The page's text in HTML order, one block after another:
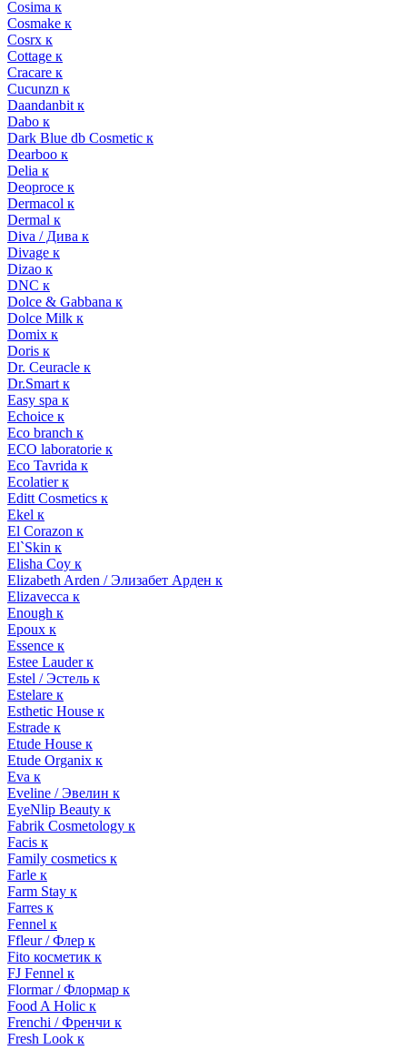
Cosima к
Cosmake к
Cosrx к
Cottage к
Cracare к
Cucunzn к
Daandanbit к
Dabo к
Dark Blue db Cosmetic к
Dearboo к
Delia к
Deoproce к
Dermacol к
Dermal к
Diva / Дива к
Divage к
Dizao к
DNC к
Dolce & Gabbana к
Dolce Milk к
Domix к
Doris к
Dr. Ceuracle к
Dr.Smart к
Easy spa к
Echoice к
Eco branch к
ECO laboratorie к
Eco Tavrida к
Ecolatier к
Editt Cosmetics к
Ekel к
El Corazon к
El`Skin к
Elisha Coy к
Elizabeth Arden / Элизабет Арден к
Elizavecca к
Enough к
Epoux к
Essence к
Estee Lauder к
Estel / Эстель к
Estelare к
Esthetic House к
Estrade к
Etude House к
Etude Organix к
Eva к
Eveline / Эвелин к
EyeNlip Beauty к
Fabrik Cosmetology к
Facis к
Family cosmetics к
Farle к
Farm Stay к
Farres к
Fennel к
Ffleur / Флер к
Fito косметик к
FJ Fennel к
Flormar / Флормар к
Food A Holic к
Frenchi / Френчи к
Fresh Look к